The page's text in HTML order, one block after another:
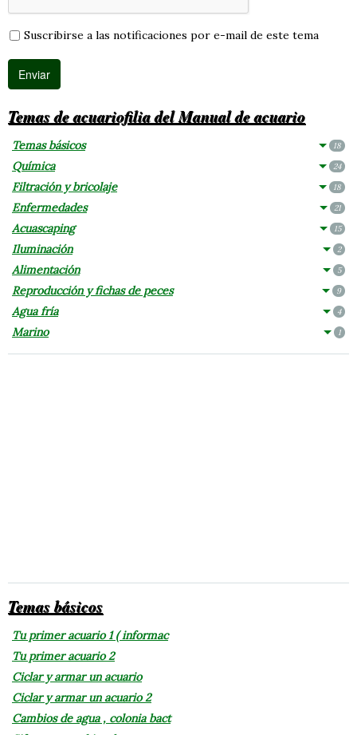
Suscribirse a las notificaciones por e-mail de este tema
Temas de acuariofilia del Manual de acuario
Temas básicos 18
Química 24
Filtración y bricolaje 18
Enfermedades 21
Acuascaping 15
Iluminación 2
Alimentación 5
Reproducción y fichas de peces 9
Agua fría 4
Marino 1
Temas básicos
Tu primer acuario 1 ( informac
Tu primer acuario 2
Ciclar y armar un acuario
Ciclar y armar un acuario 2
Cambios de agua , colonia bact